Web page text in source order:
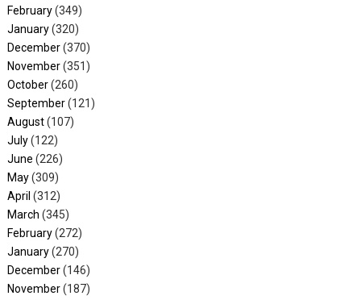
February(349)
January(320)
December(370)
November(351)
October(260)
September(121)
August(107)
July(122)
June (226)
May(309)
April (312)
March (345)
February(272)
January(270)
December(146)
November(187)